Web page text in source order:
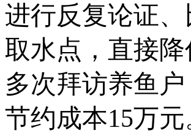
进行反复论证
取水点， 直接
多次拜访养鱼户
节约成本15万